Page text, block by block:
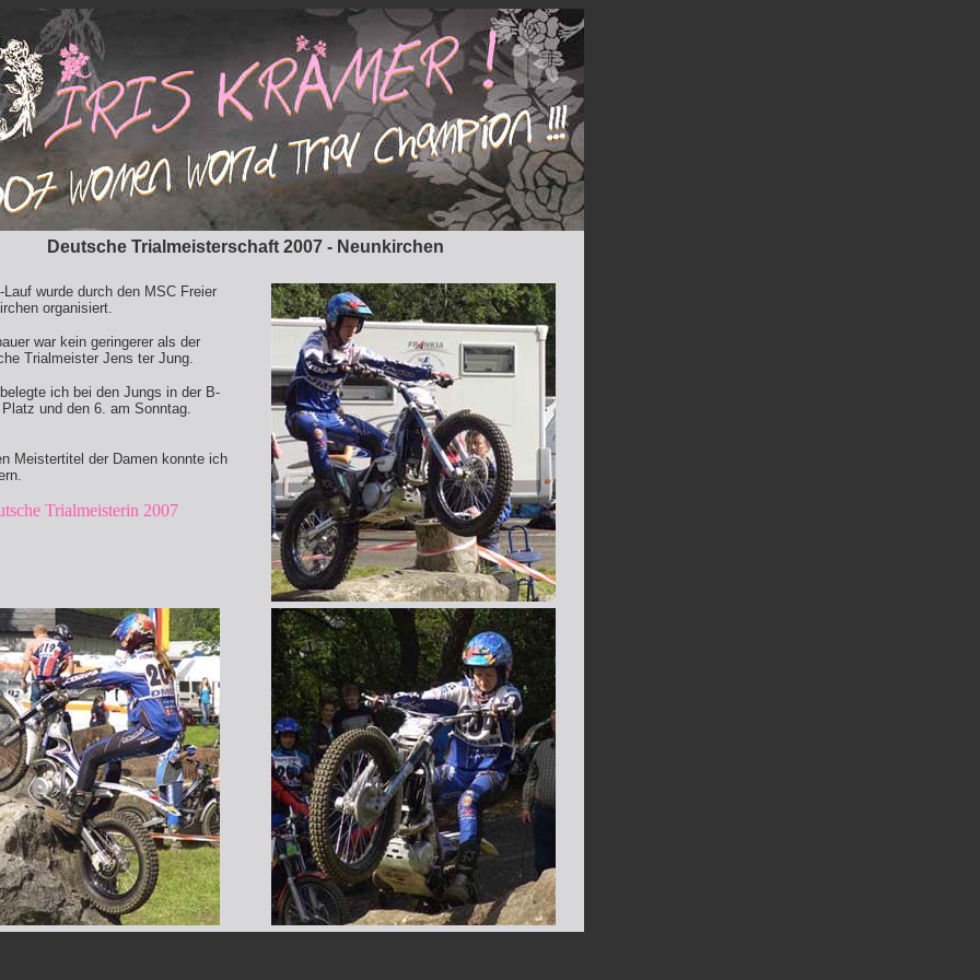
Deutsche Trialmeisterschaft 2007 - Neunkirchen
wurde durch den MSC Freier
organisiert.
war kein geringerer als der
Trialmeister Jens ter Jung.
ich bei den Jungs in der B-
und den 6. am Sonntag.
Meistertitel der Damen konnte ich
Trialmeisterin 2007